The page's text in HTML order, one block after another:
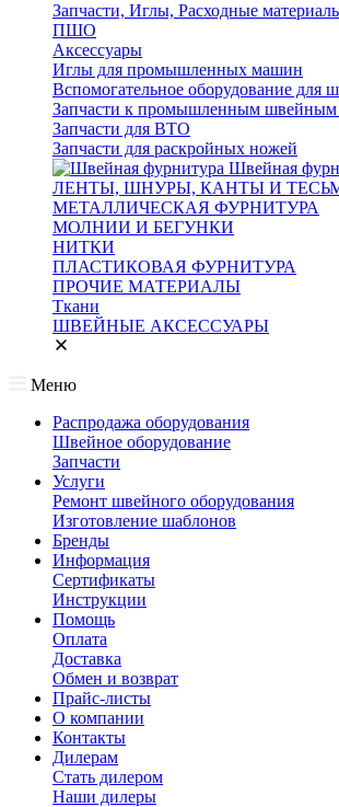
Запчасти, Иглы, Расходные
ПШО
Аксессуары
Иглы для промышленных машин
Вспомогательное оборудование для
Запчасти к промышленным
Запчасти для ВТО
Запчасти для раскройных ножей
Швейная
ЛЕНТЫ, ШНУРЫ, КАНТЫ И
МЕТАЛЛИЧЕСКАЯ ФУРНИТУРА
МОЛНИИ И БЕГУНКИ
НИТКИ
ПЛАСТИКОВАЯ ФУРНИТУРА
ПРОЧИЕ МАТЕРИАЛЫ
Ткани
ШВЕЙНЫЕ АКСЕССУАРЫ
Меню
Распродажа оборудования
Швейное оборудование
Запчасти
Услуги
Ремонт швейного оборудования
Изготовление шаблонов
Бренды
Информация
Сертификаты
Инструкции
Помощь
Оплата
Доставка
Обмен и возврат
Прайс-листы
О компании
Контакты
Дилерам
Стать дилером
Наши дилеры